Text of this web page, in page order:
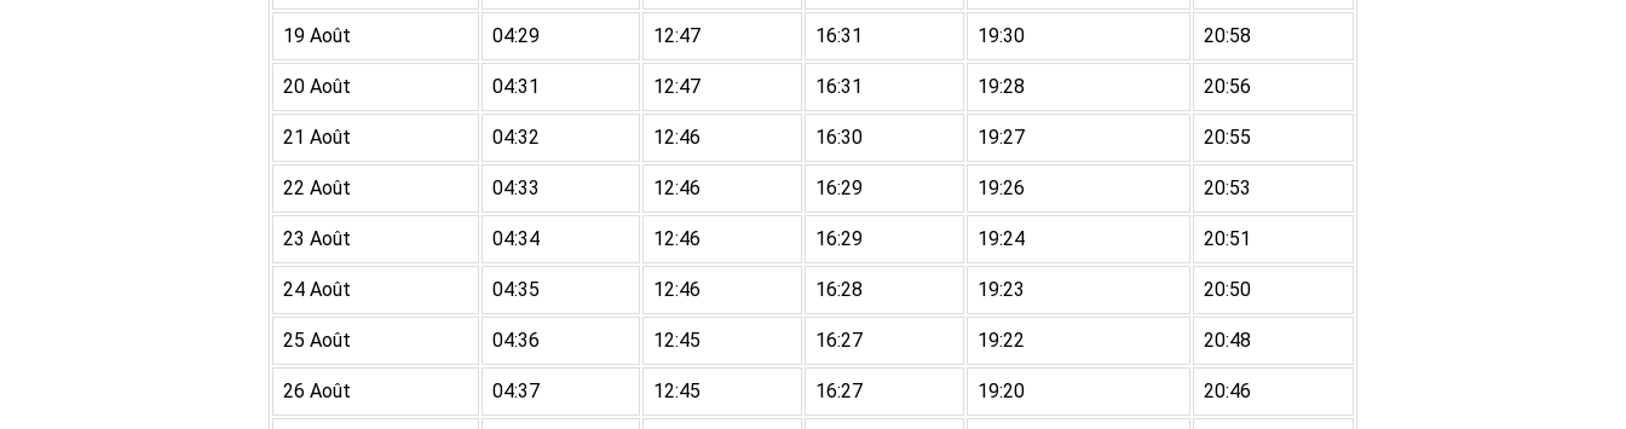
19 Août 04:29 12:47 16:31 19:30 20:58
20 Août 04:31 12:47 16:31 19:28 20:56
21 Août 04:32 12:46 16:30 19:27 20:55
22 Août 04:33 12:46 16:29 19:26 20:53
23 Août 04:34 12:46 16:29 19:24 20:51
24 Août 04:35 12:46 16:28 19:23 20:50
25 Août 04:36 12:45 16:27 19:22 20:48
26 Août 04:37 12:45 16:27 19:20 20:46